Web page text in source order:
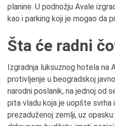
planine. U podnožju Avale
kao i parking koji je mogao da
Šta će radni
Izgradnja luksuznog hotela na
protivljenje u beogradskoj
narodni poslanik, na jednoj od
pita vladu koja je uopšte svrha
prezaduženoj zemlji, uz opasku: